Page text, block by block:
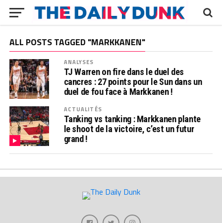
ALL POSTS TAGGED "MARKKANEN"
ANALYSES
TJ Warren on fire dans le duel des
cancres : 27 points pour le Sun dans un
duel de fou face à Markkanen !
ACTUALITÉS
Tanking vs tanking : Markkanen plante
le shoot de la victoire, c’est un futur
grand !